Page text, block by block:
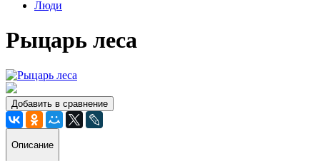
Люди
Рыцарь леса
Добавить в сравнение
Описание